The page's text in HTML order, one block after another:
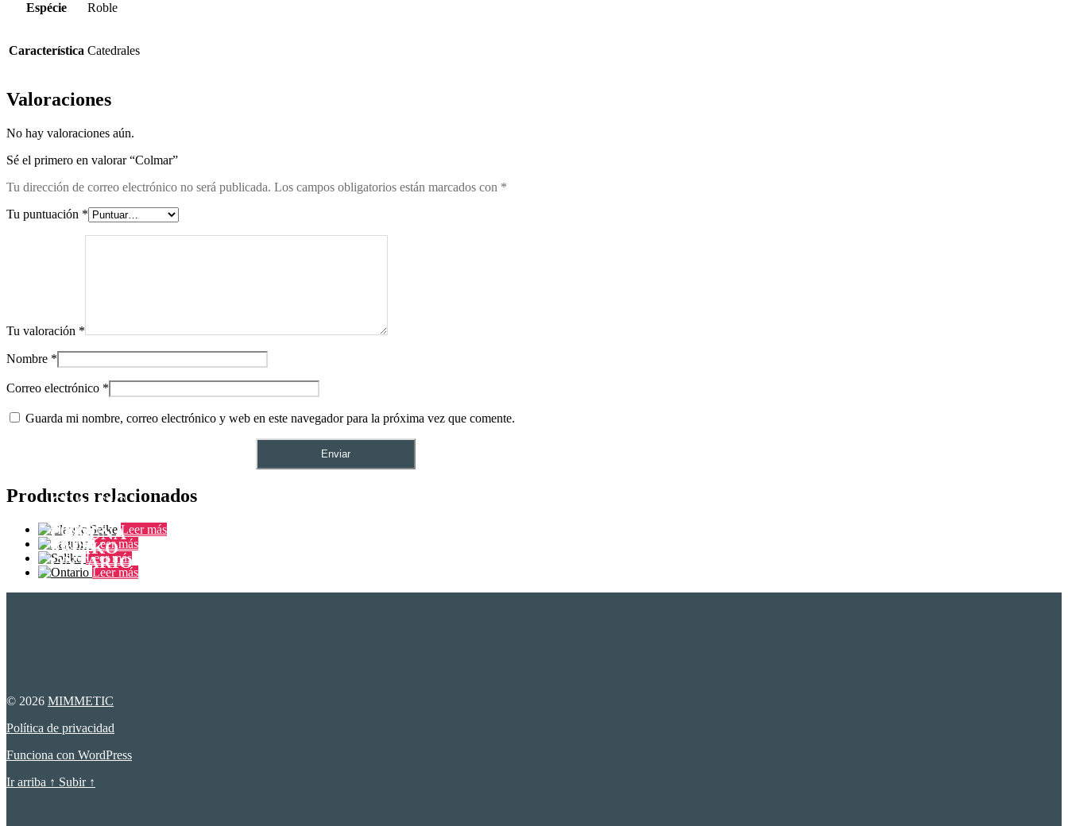
Espécie Roble
Característica Catedrales
Valoraciones
No hay valoraciones aún.
Sé el primero en valorar “Colmar”
Tu dirección de correo electrónico no será publicada. Los campos obligatorios están marcados con *
Tu puntuación *
Tu valoración *
Nombre *
Correo electrónico *
Guarda mi nombre, correo electrónico y web en este navegador para la próxima vez que comente.
Productos relacionados
CLASSIC
Leer más
LAGUNA
Leer más
F0069
SALIKO
Leer más
F0193
ONTARIO
Leer más
© 2026 MIMMETIC
Política de privacidad
Funciona con WordPress
Ir arriba ↑ Subir ↑